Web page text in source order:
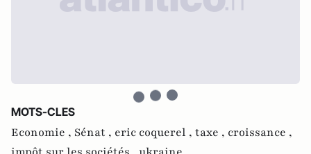
MOTS-CLES
Economie , Sénat , eric coquerel , taxe , croissance ,